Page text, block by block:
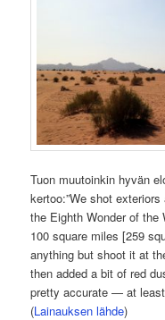
Tuon muutoinkin hyvän
kertoo:”We shot
the Eighth Wonder of the
100 square miles [259
anything but shoot it at
then added a bit of red
pretty accurate — at least
(Lainauksen lähde)